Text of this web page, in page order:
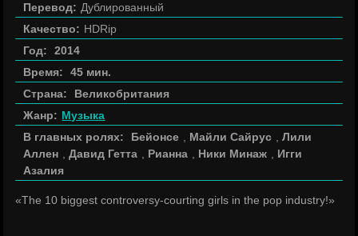
Перевод: Дублированный
Качество: HDRip
Год:
2014
Время:
45 мин.
Страна:
Великобритания
Жанр: Музыка
В главных ролях:
Бейонсе Майли Сайрус ,Лили
Аллен
,Давид Гетта Рианна Ники Минаж
Игги
Азалия
«The 10 biggest controversy-courting girls in the pop industry!»